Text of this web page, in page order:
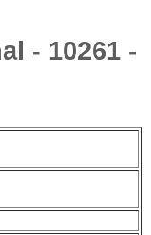
- 10261 -